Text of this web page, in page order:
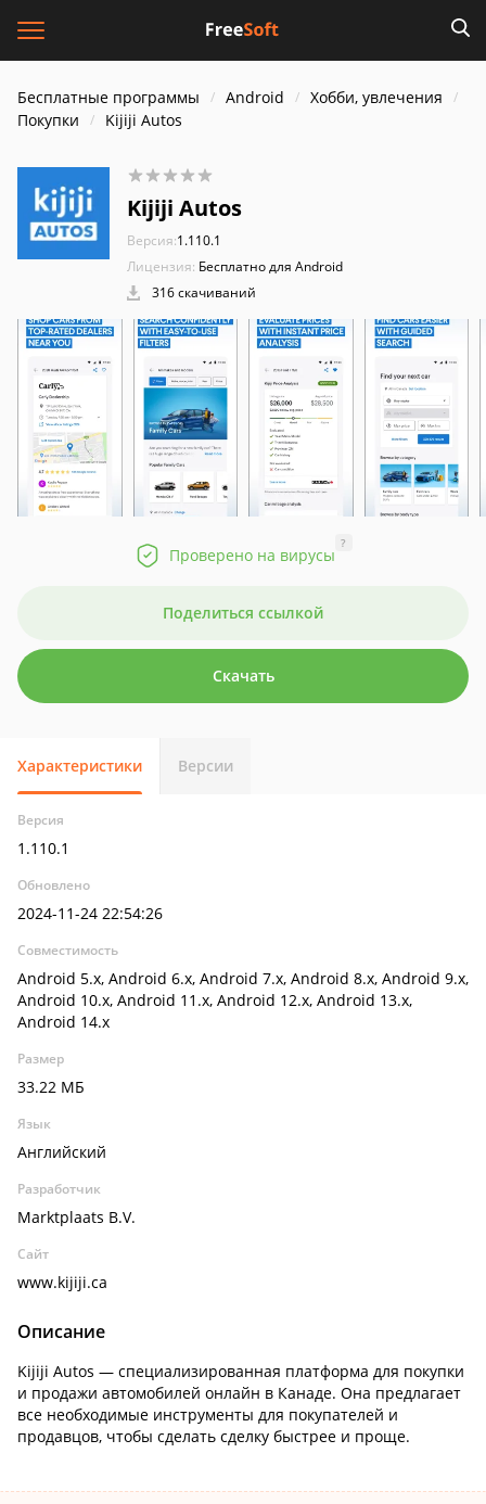
Бесплатные программы Android
Хобби, увлечения
Покупки
Kijiji Autos
Kijiji Autos
Версия:1.110.1
Лицензия: Бесплатно для Android
316 скачиваний
Проверено на вирусы
?
Поделиться ссылкой
Скачать
Характеристики Версии
Версия
1.110.1
Обновлено
2024-11-24 22:54:26
Совместимость
Android 5.x, Android 6.x, Android 7.x, Android 8.x, Android 9.x,
Android 10.x, Android 11.x, Android 12.x, Android 13.x,
Android 14.x
Размер
33.22 МБ
Язык
Английский
Разработчик
Marktplaats B.V.
Сайт
www.kijiji.ca
Описание
Kijiji Autos — специализированная платформа для покупки
и продажи автомобилей онлайн в Канаде. Она предлагает
все необходимые инструменты для покупателей и
продавцов, чтобы сделать сделку быстрее и проще.